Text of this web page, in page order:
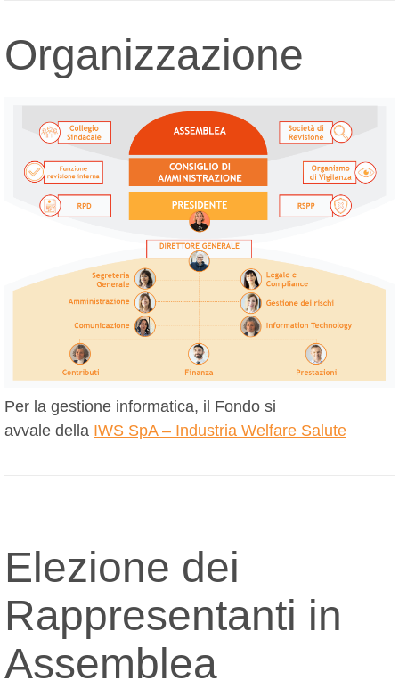
Organizzazione
Per la gestione informatica, il Fondo si
avvale della IWS SpA – Industria Welfare Salute
Elezione dei
Rappresentanti in
Assemblea